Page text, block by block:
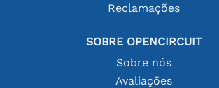
Reclamações
SOBRE OPENCIRCUIT
Sobre nós
Avaliações